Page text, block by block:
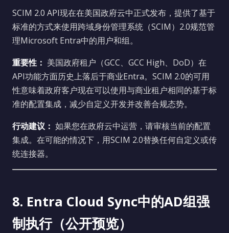
SCIM 2.0 API现在在美国政府云中正式发布，提供了基于
标准的方式来使用跨域身份管理系统（SCIM）2.0规范管
理Microsoft Entra中的用户和组。
重要性： 美国政府租户（GCC、GCC High、DoD）在
API功能方面历史上落后于商业Entra。SCIM 2.0的可用
性意味着政府客户现在可以使用与商业租户相同的基于标
准的配置集成，减少自定义开发并改善合规态势。
行动建议： 如果您在政府云中运营，请审核当前的配置
集成。在可能的情况下，用SCIM 2.0替换任何自定义或传
统连接器。
8. Entra Cloud Sync中的AD组强
制执行（公开预览）